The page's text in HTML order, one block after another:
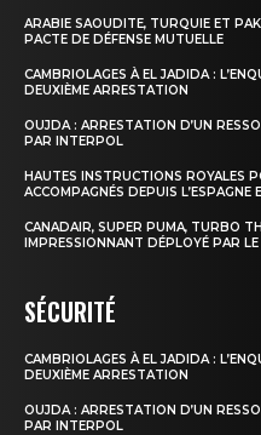
ARABIE SAOUDITE, TURQUIE ET
PACTE DE DÉFENSE MUTUELLE
CAMBRIOLAGES À EL JADIDA :
DEUXIÈME ARRESTATION
OUJDA : ARRESTATION D’UN
PAR INTERPOL
HAUTES INSTRUCTIONS ROYALES
ACCOMPAGNÉS DEPUIS L’ESPAGNE
CANADAIR, SUPER PUMA, TURBO
IMPRESSIONNANT DÉPLOYÉ PAR
SÉCURITÉ
CAMBRIOLAGES À EL JADIDA :
DEUXIÈME ARRESTATION
OUJDA : ARRESTATION D’UN
PAR INTERPOL